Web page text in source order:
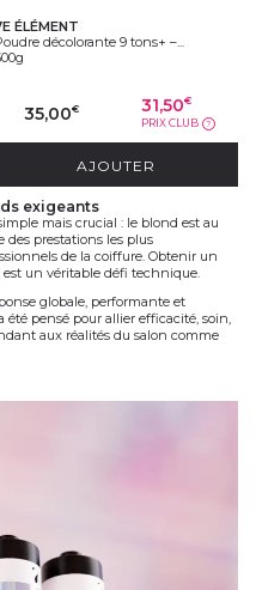
ÉLÉMENT
décolorante 9 tons+ –...
35,00€ 31,50€
PRIX CLUB ?
AJOUTER
exigeants
mais crucial : le blond est au
des prestations les plus
de la coiffure. Obtenir un
est un véritable défi technique.
globale, performante et
été pensé pour allier efficacité, soin,
aux réalités du salon comme